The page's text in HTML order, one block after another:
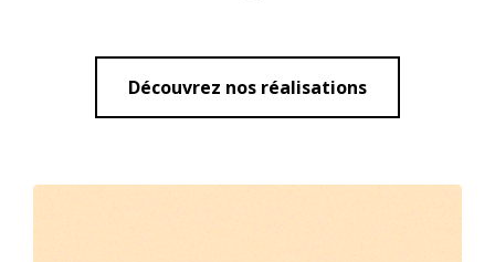
Découvrez nos réalisations